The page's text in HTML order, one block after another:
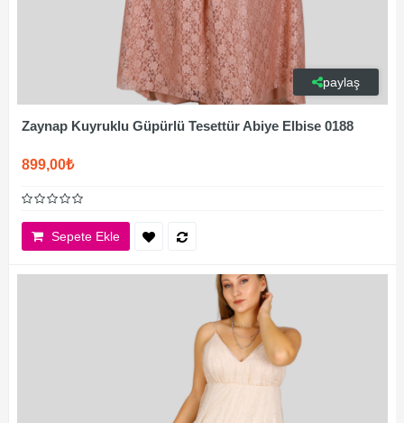
paylaş
Zaynap Kuyruklu Güpürlü Tesettür Abiye Elbise 0188
899,00₺
Sepete Ekle